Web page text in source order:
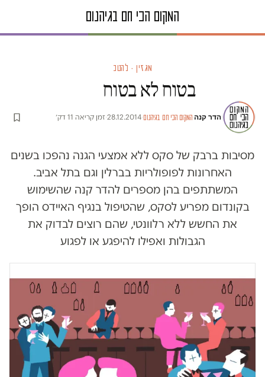
מגזין · להטב
בטוח לא בטוח
הדר קנה·המקום הכי חם בגיהנום·
28.12.2014
·זמן קריאה 11 דק׳
מסיבות ברבק של סקס ללא אמצעי הגנה נהפכו בשנים
האחרונות לפופולריות בברלין וגם בתל אביב.
המשתתפים בהן מספרים להדר קנה שהשימוש
בקונדום מפריע לסקס, שהטיפול בנגיף האיידס הופך
את החשש ללא רלוונטי, שהם רוצים לבדוק את
הגבולות ואפילו להיפגע או לפגוע